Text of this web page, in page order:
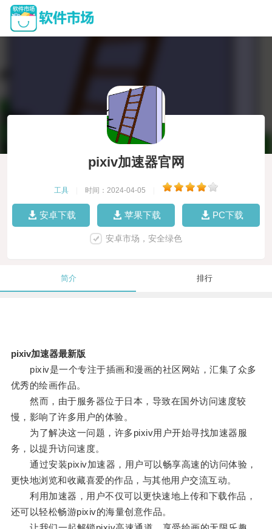
pixiv加速器官网
工具 时间：2024-04-05
安卓下载 苹果下载 PC下载
安卓市场，安全绿色
简介 排行
pixiv加速器最新版
pixiv是一个专注于插画和漫画的社区网站，汇集了众多
优秀的绘画作品。
然而，由于服务器位于日本，导致在国外访问速度较
慢，影响了许多用户的体验。
为了解决这一问题，许多pixiv用户开始寻找加速器服
务，以提升访问速度。
通过安装pixiv加速器，用户可以畅享高速的访问体验，
更快地浏览和收藏喜爱的作品，与其他用户交流互动。
利用加速器，用户不仅可以更快速地上传和下载作品，
还可以轻松畅游pixiv的海量创意作品。